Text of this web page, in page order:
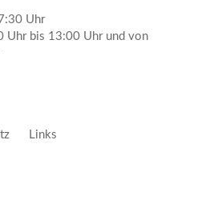
Uhr
Uhr bis 13:00 Uhr und von
Links